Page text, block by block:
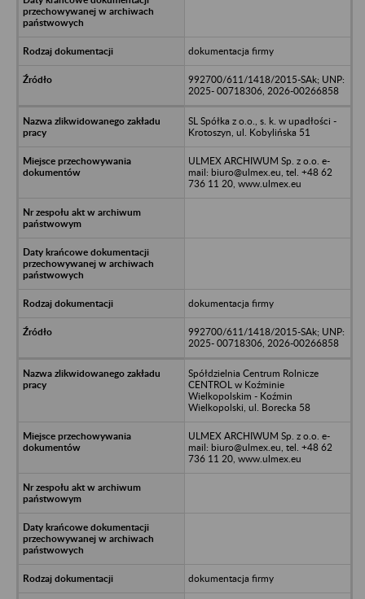
dokumentacja firmy
992700/611/1418/2015-SAk; UNP:
2025- 00718306, 2026-00266858
SL Spółka z o.o., s. k. w upadłości -
Krotoszyn, ul. Kobylińska 51
ULMEX ARCHIWUM Sp. z o.o. e-
mail: biuro@ulmex.eu, tel. +48 62
736 11 20, www.ulmex.eu
dokumentacja firmy
992700/611/1418/2015-SAk; UNP:
2025- 00718306, 2026-00266858
Spółdzielnia Centrum Rolnicze
CENTROL w Koźminie
Wielkopolskim - Koźmin
Wielkopolski, ul. Borecka 58
ULMEX ARCHIWUM Sp. z o.o. e-
mail: biuro@ulmex.eu, tel. +48 62
736 11 20, www.ulmex.eu
dokumentacja firmy